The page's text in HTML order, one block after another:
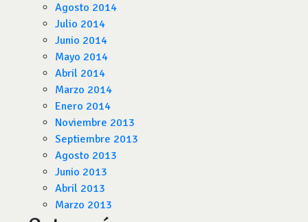
Agosto 2014
Julio 2014
Junio 2014
Mayo 2014
Abril 2014
Marzo 2014
Enero 2014
Noviembre 2013
Septiembre 2013
Agosto 2013
Junio 2013
Abril 2013
Marzo 2013